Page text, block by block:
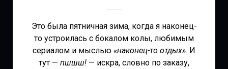
Это была пятничная зима, когда я наконец-
то устроилась с бокалом колы, любимым
сериалом и мыслью «наконец-то отдых». И
тут — пшшш! — искра, словно по заказу,